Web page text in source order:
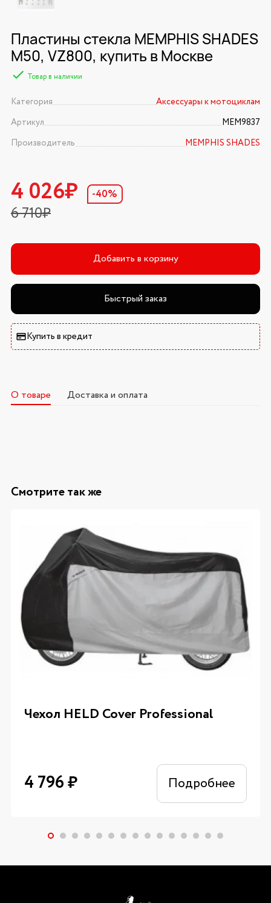
Пластины стекла MEMPHIS SHADES
M50, VZ800, купить в Москве
Товар в наличии
Категория
Аксессуары к мотоциклам
Артикул
MEM9837
Производитель
MEMPHIS SHADES
4 026₽
6 710₽
-40%
Добавить в корзину
Быстрый заказ
Купить в кредит
О товаре Доставка и оплата
Смотрите так же
Чехол HELD Cover Professional
4 796₽ Подробнее